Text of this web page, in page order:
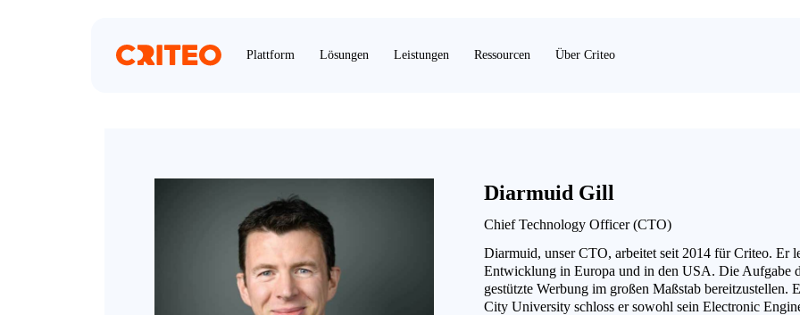
Plattform Lösungen Leistungen Ressourcen Über Criteo
Diarmuid Gill
Chief Technology Officer (CTO)
Diarmuid, unser CTO, arbeitet seit 2014 für Criteo. Er
Entwicklung in Europa und in den USA. Die Aufgabe
gestützte Werbung im großen Maßstab bereitzustellen.
City University schloss er sowohl sein Electronic